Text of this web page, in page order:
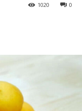
0
1020